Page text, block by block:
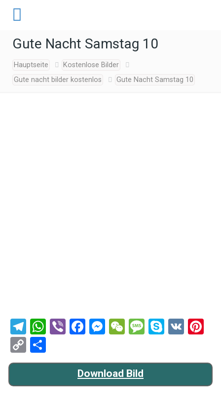
Gute Nacht Samstag 10
Hauptseite
Kostenlose Bilder
Gute nacht bilder kostenlos
Gute Nacht Samstag 10
Telegram
WhatsApp
ViberFacebook
Messenger
WeChat
Message
Skype
VK
Copy
Link
Download Bild